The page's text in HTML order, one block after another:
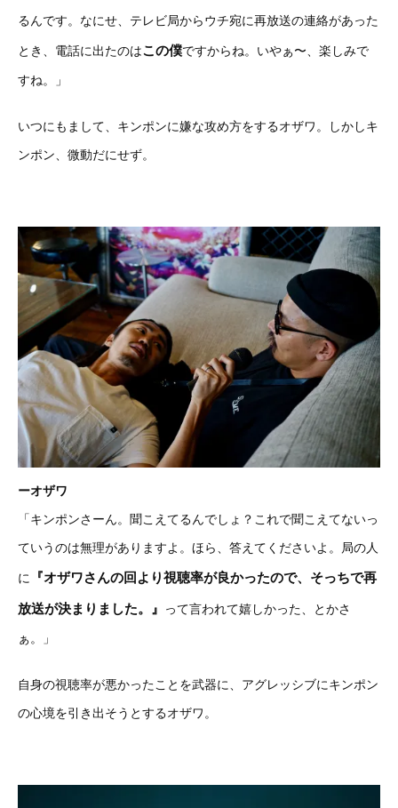
るんです。なにせ、テレビ局からウチ宛に再放送の連絡があった
とき、電話に出たのはこの僕ですからね。いやぁ〜、楽しみで
すね。」
いつにもまして、キンポンに嫌な攻め方をするオザワ。しかしキ
ンポン、微動だにせず。
ーオザワ
「キンポンさーん。聞こえてるんでしょ？これで聞こえてないっ
ていうのは無理がありますよ。ほら、答えてくださいよ。局の人
に 『オザワさんの回より視聴率が良かったので、そっちで再
放送が決まりました。』 って言われて嬉しかった、とかさ
ぁ。」
自身の視聴率が悪かったことを武器に、アグレッシブにキンポン
の心境を引き出そうとするオザワ。